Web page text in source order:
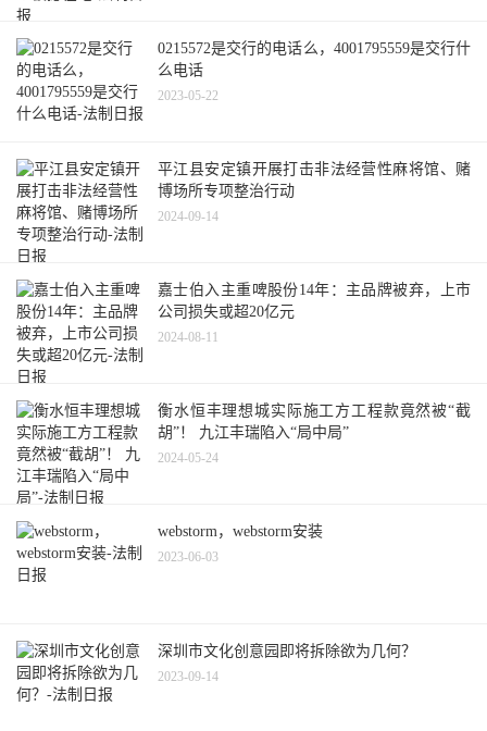
0215572是交行的电话么，4001795559是交行什
么电话
2023-05-22
平江县安定镇开展打击非法经营性麻将馆、赌
博场所专项整治行动
2024-09-14
嘉士伯入主重啤股份14年：主品牌被弃，上市
公司损失或超20亿元
2024-08-11
衡水恒丰理想城实际施工方工程款竟然被“截
胡”！ 九江丰瑞陷入“局中局”
2024-05-24
webstorm，webstorm安装
2023-06-03
深圳市文化创意园即将拆除欲为几何？
2023-09-14